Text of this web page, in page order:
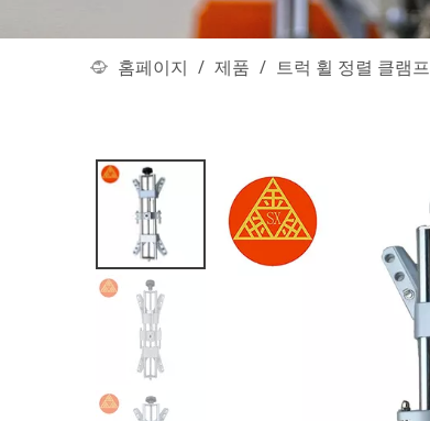
홈페이지 / 제품 / 트럭 휠 정렬 클램프